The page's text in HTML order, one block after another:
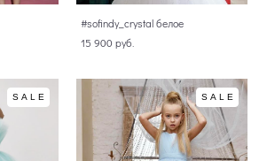
#sofindy_crystal белое
15 900 pуб.
SALE SALE